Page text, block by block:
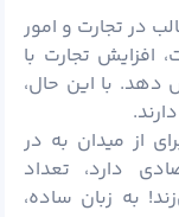
در تجارت و امور
افزایش تجارت با
دهد. با این حال،
از میدان به در
دارد، تعداد
به زبان ساده،